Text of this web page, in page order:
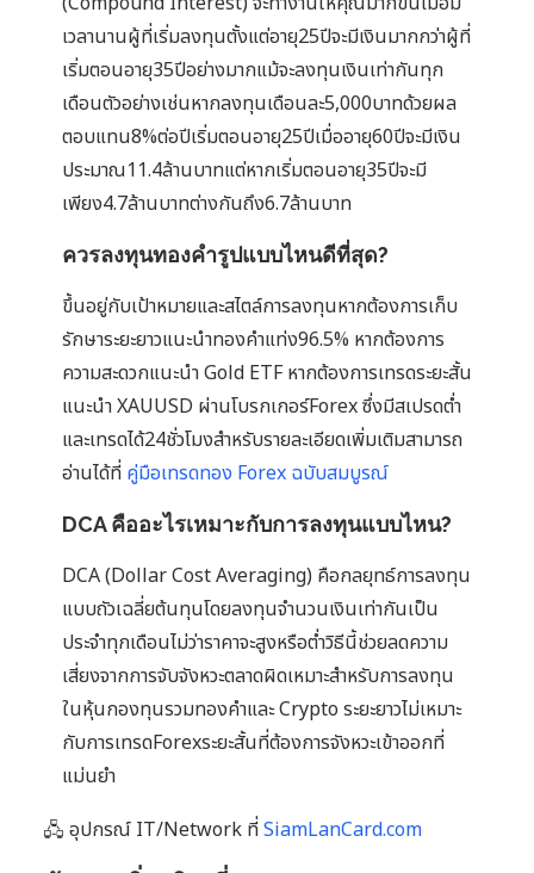
เวลานานผู้ที่เริ่มลงทุนตั้งแต่อายุ25ปีจะมีเงินมากกว่าผู้ที่
เริ่มตอนอายุ35ปีอย่างมากแม้จะลงทุนเงินเท่ากันทุก
เดือนตัวอย่างเช่นหากลงทุนเดือนละ5,000บาทด้วยผล
ตอบแทน8%ต่อปีเริ่มตอนอายุ25ปีเมื่ออายุ60ปีจะมีเงิน
ประมาณ11.4ล้านบาทแต่หากเริ่มตอนอายุ35ปีจะมี
เพียง4.7ล้านบาทต่างกันถึง6.7ล้านบาท
ควรลงทุนทองคำรูปแบบไหนดีที่สุด?
ขึ้นอยู่กับเป้าหมายและสไตล์การลงทุนหากต้องการเก็บ
รักษาระยะยาวแนะนำทองคำแท่ง96.5% หากต้องการ
ความสะดวกแนะนำ Gold ETF หากต้องการเทรดระยะสั้น
แนะนำ XAUUSD ผ่านโบรกเกอร์Forex ซึ่งมีสเปรดต่ำ
และเทรดได้24ชั่วโมงสำหรับรายละเอียดเพิ่มเติมสามารถ
อ่านได้ที่ คู่มือเทรดทอง Forex ฉบับสมบูรณ์
DCA คืออะไรเหมาะกับการลงทุนแบบไหน?
DCA (Dollar Cost Averaging) คือกลยุทธ์การลงทุน
แบบถัวเฉลี่ยต้นทุนโดยลงทุนจำนวนเงินเท่ากันเป็น
ประจำทุกเดือนไม่ว่าราคาจะสูงหรือต่ำวิธีนี้ช่วยลดความ
เสี่ยงจากการจับจังหวะตลาดผิดเหมาะสำหรับการลงทุน
ในหุ้นกองทุนรวมทองคำและ Crypto ระยะยาวไม่เหมาะ
กับการเทรดForexระยะสั้นที่ต้องการจังหวะเข้าออกที่
แม่นยำ
🖧 อุปกรณ์ IT/Network ที่SiamLanCard.com